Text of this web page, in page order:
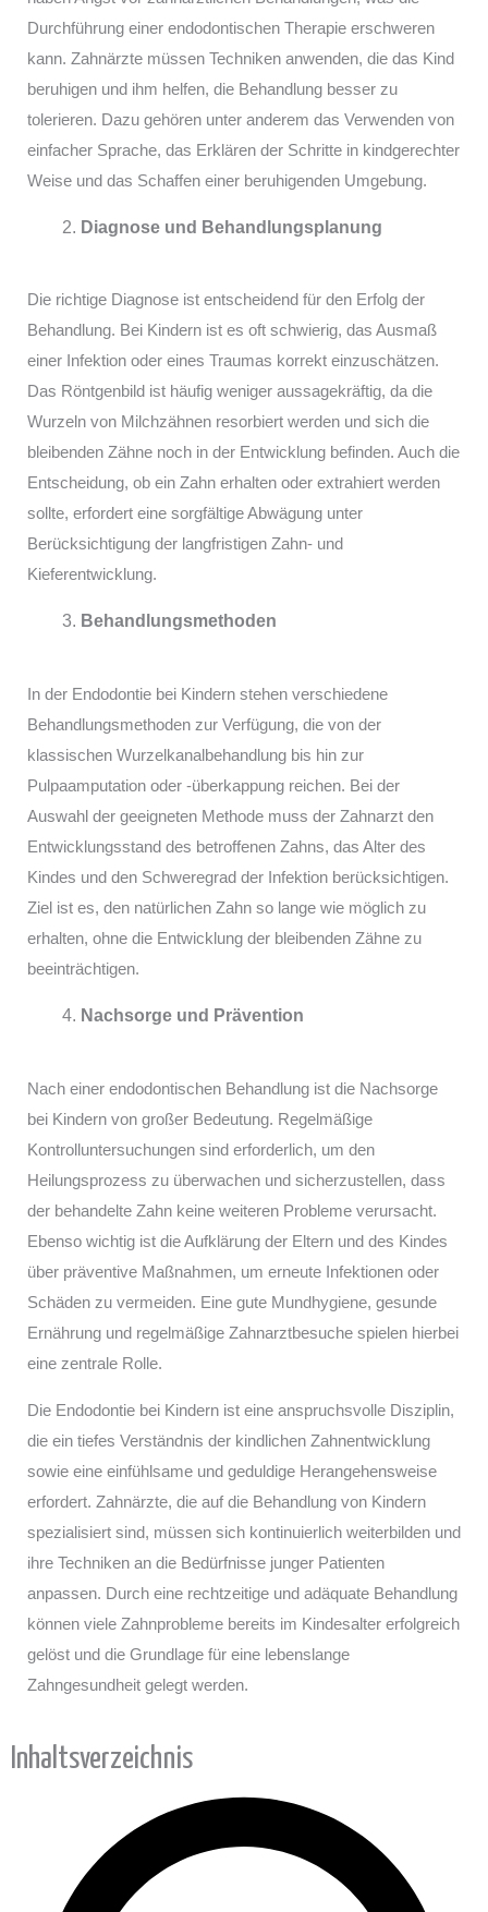
Inhaltsverzeichnis
Durchführung einer endodontischen Therapie erschweren
kann. Zahnärzte müssen Techniken anwenden, die das Kind
beruhigen und ihm helfen, die Behandlung besser zu
tolerieren. Dazu gehören unter anderem das Verwenden von
einfacher Sprache, das Erklären der Schritte in kindgerechter
Weise und das Schaffen einer beruhigenden Umgebung.
Diagnose und Behandlungsplanung
Die richtige Diagnose ist entscheidend für den Erfolg der
Behandlung. Bei Kindern ist es oft schwierig, das Ausmaß
einer Infektion oder eines Traumas korrekt einzuschätzen.
Das Röntgenbild ist häufig weniger aussagekräftig, da die
Wurzeln von Milchzähnen resorbiert werden und sich die
bleibenden Zähne noch in der Entwicklung befinden. Auch die
Entscheidung, ob ein Zahn erhalten oder extrahiert werden
sollte, erfordert eine sorgfältige Abwägung unter
Berücksichtigung der langfristigen Zahn- und
Kieferentwicklung.
Behandlungsmethoden
In der Endodontie bei Kindern stehen verschiedene
Behandlungsmethoden zur Verfügung, die von der
klassischen Wurzelkanalbehandlung bis hin zur
Pulpaamputation oder -überkappung reichen. Bei der
Auswahl der geeigneten Methode muss der Zahnarzt den
Entwicklungsstand des betroffenen Zahns, das Alter des
Kindes und den Schweregrad der Infektion berücksichtigen.
Ziel ist es, den natürlichen Zahn so lange wie möglich zu
erhalten, ohne die Entwicklung der bleibenden Zähne zu
beeinträchtigen.
Nachsorge und Prävention
Nach einer endodontischen Behandlung ist die Nachsorge
bei Kindern von großer Bedeutung. Regelmäßige
Kontrolluntersuchungen sind erforderlich, um den
Heilungsprozess zu überwachen und sicherzustellen, dass
der behandelte Zahn keine weiteren Probleme verursacht.
Ebenso wichtig ist die Aufklärung der Eltern und des Kindes
über präventive Maßnahmen, um erneute Infektionen oder
Schäden zu vermeiden. Eine gute Mundhygiene, gesunde
Ernährung und regelmäßige Zahnarztbesuche spielen hierbei
eine zentrale Rolle.
Die Endodontie bei Kindern ist eine anspruchsvolle Disziplin,
die ein tiefes Verständnis der kindlichen Zahnentwicklung
sowie eine einfühlsame und geduldige Herangehensweise
erfordert. Zahnärzte, die auf die Behandlung von Kindern
spezialisiert sind, müssen sich kontinuierlich weiterbilden und
ihre Techniken an die Bedürfnisse junger Patienten
anpassen. Durch eine rechtzeitige und adäquate Behandlung
können viele Zahnprobleme bereits im Kindesalter erfolgreich
gelöst und die Grundlage für eine lebenslange
Zahngesundheit gelegt werden.